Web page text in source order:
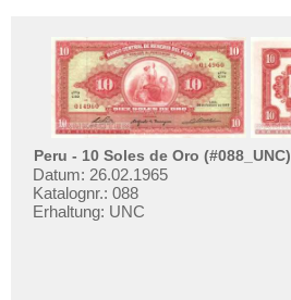
Peru - 10 Soles de Oro (#088_UNC)
Datum: 26.02.1965
Katalognr.: 088
Erhaltung: UNC